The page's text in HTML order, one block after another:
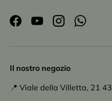
FacebookYouTubeInstagram
Il nostro negozio
📍 Viale della Villetta, 21